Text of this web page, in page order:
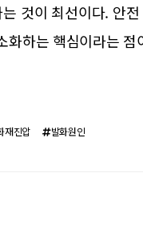
것이 최선이다. 안
하는 핵심이라는 점
재진압 발화원인